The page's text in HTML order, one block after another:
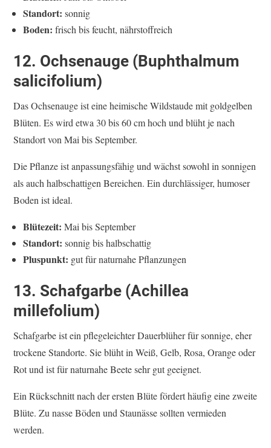
Standort: sonnig
Boden: frisch bis feucht, nährstoffreich
12. Ochsenauge (Buphthalmum
salicifolium)
Das Ochsenauge ist eine heimische Wildstaude mit goldgelben
Blüten. Es wird etwa 30 bis 60 cm hoch und blüht je nach
Standort von Mai bis September.
Die Pflanze ist anpassungsfähig und wächst sowohl in sonnigen
als auch halbschattigen Bereichen. Ein durchlässiger, humoser
Boden ist ideal.
Blütezeit: Mai bis September
Standort: sonnig bis halbschattig
Pluspunkt: gut für naturnahe Pflanzungen
13. Schafgarbe (Achillea
millefolium)
Schafgarbe ist ein pflegeleichter Dauerblüher für sonnige, eher
trockene Standorte. Sie blüht in Weiß, Gelb, Rosa, Orange oder
Rot und ist für naturnahe Beete sehr gut geeignet.
Ein Rückschnitt nach der ersten Blüte fördert häufig eine zweite
Blüte. Zu nasse Böden und Staunässe sollten vermieden
werden.